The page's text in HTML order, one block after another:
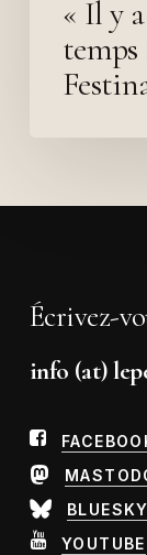
« Il y
temps
Écrivez-
info (at)
BLUESKY
YOUTUBE